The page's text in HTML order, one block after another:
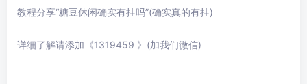
教程分享“糖豆休闲确实有挂吗”(确实真的有挂)
详细了解请添加《1319459 》(加我们微信)